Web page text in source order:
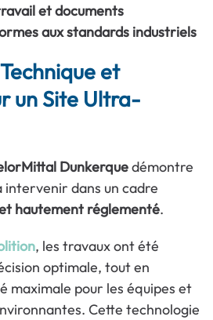
et documents
aux standards industriels
et
un Site Ultra-
Dunkerquedémontre
intervenir dans un cadre
hautement réglementé.
, les travaux ont été
optimale, tout en
maximale pour les équipes et
Cette technologie